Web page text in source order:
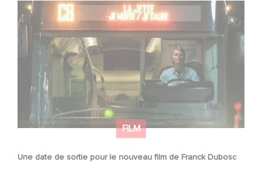
FILM
Une date de sortie pour le nouveau film de Franck Dubosc
Une date de sortie pour le nouveau film de Franck
Dubosc